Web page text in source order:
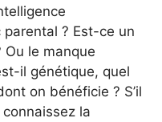
? Est-ce un
le manque
il génétique, quel
on bénéficie ? S’il
la